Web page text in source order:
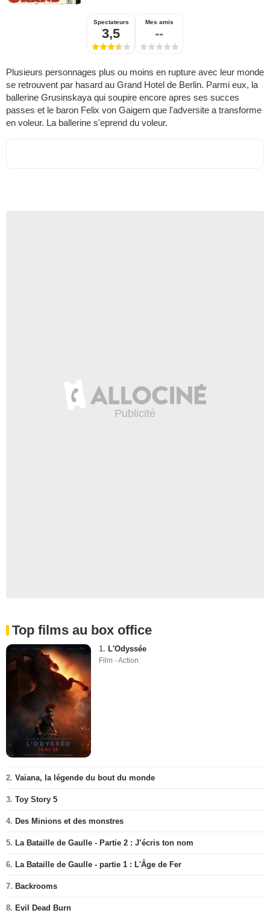
Spectateurs
3,5
Mes amis
--
Plusieurs personnages plus ou moins en rupture avec leur monde
se retrouvent par hasard au Grand Hotel de Berlin. Parmi eux, la
ballerine Grusinskaya qui soupire encore apres ses succes
passes et le baron Felix von Gaigern que l'adversite a transforme
en voleur. La ballerine s'eprend du voleur.
Top films au box office
1. L'Odyssée
Film - Action
2. Vaiana, la légende du bout du monde
3. Toy Story 5
4. Des Minions et des monstres
5. La Bataille de Gaulle - Partie 2 : J’écris ton nom
6. La Bataille de Gaulle - partie 1 : L'Âge de Fer
7. Backrooms
8. Evil Dead Burn